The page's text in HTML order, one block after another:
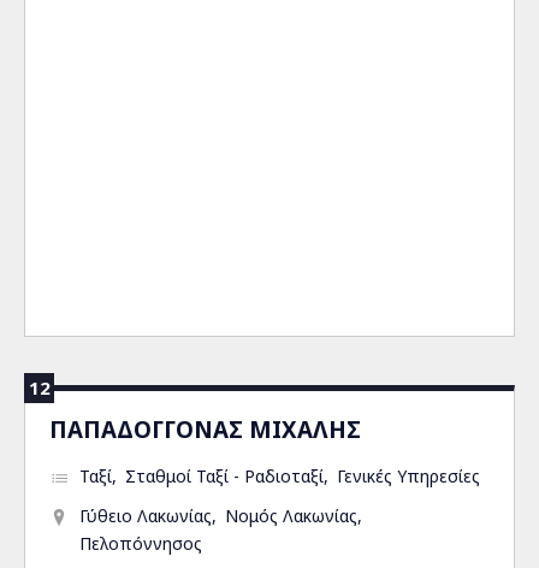
12
ΠΑΠΑΔΟΓΓΟΝΑΣ ΜΙΧΑΛΗΣ
Ταξί Σταθμοί Ταξί - Ραδιοταξί
Γενικές Υπηρεσίες
Γύθειο Λακωνίας
Νομός Λακωνίας
Πελοπόννησος